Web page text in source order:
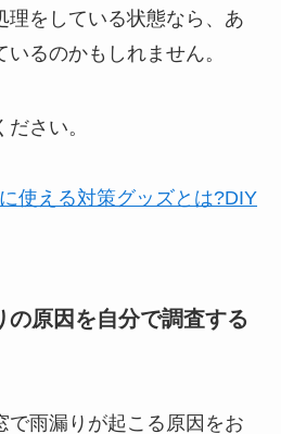
理をしている状態なら、あ
るのかもしれません。
さい。
使える対策グッズとは?DIY
の原因を自分で調査する
で雨漏りが起こる原因をお